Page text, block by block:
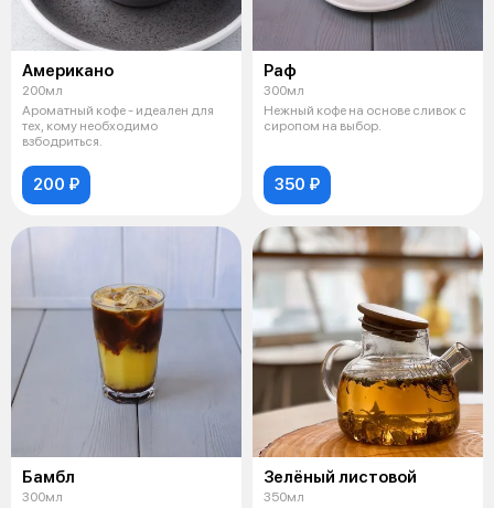
Американо
200мл
Ароматный кофе - идеален для
тех, кому необходимо
взбодриться.
200 ₽
Раф
300мл
Нежный кофе на основе сливок с
сиропом на выбор.
350 ₽
Бамбл
300мл
Зелёный листовой
350мл